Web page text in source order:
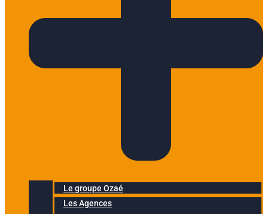
Le groupe Ozaé
Les Agences